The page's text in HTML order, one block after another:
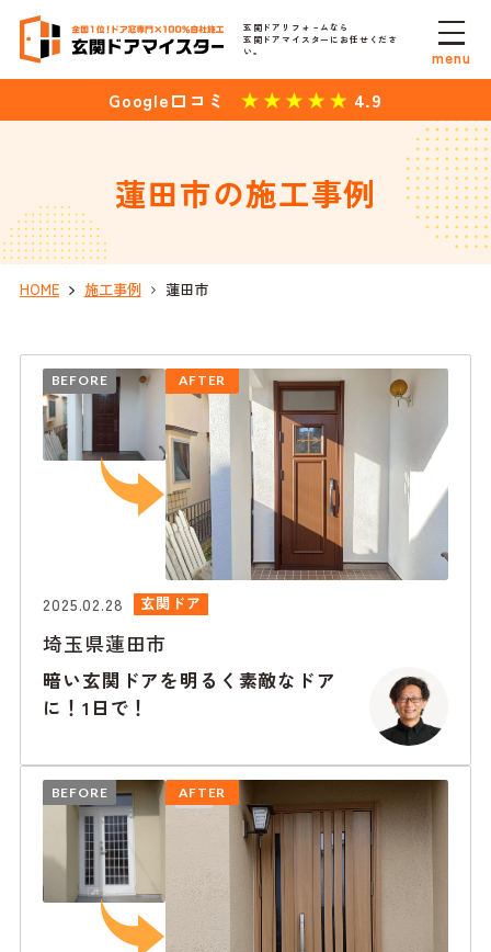
玄関ドアリフォ－ムなら
玄関ドアマイスターにお任せくださ
い。
Google口コミ 4.9
menu
蓮田市の施工事例
HOME 施工事例 蓮田市
BEFORE AFTER
2025.02.28 玄関ドア
埼玉県蓮田市
暗い玄関ドアを明るく素敵なドア
に！1日で！
BEFORE AFTER